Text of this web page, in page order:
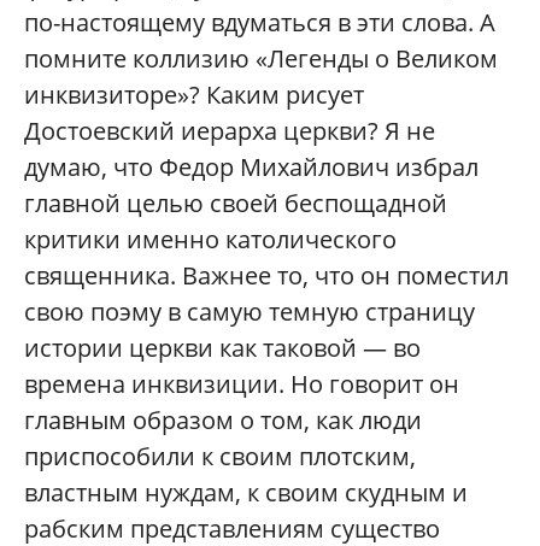
по-настоящему вдуматься в эти слова. А
помните коллизию «Легенды о Великом
инквизиторе»? Каким рисует
Достоевский иерарха церкви? Я не
думаю, что Федор Михайлович избрал
главной целью своей беспощадной
критики именно католического
священника. Важнее то, что он поместил
свою поэму в самую темную страницу
истории церкви как таковой — во
времена инквизиции. Но говорит он
главным образом о том, как люди
приспособили к своим плотским,
властным нуждам, к своим скудным и
рабским представлениям существо